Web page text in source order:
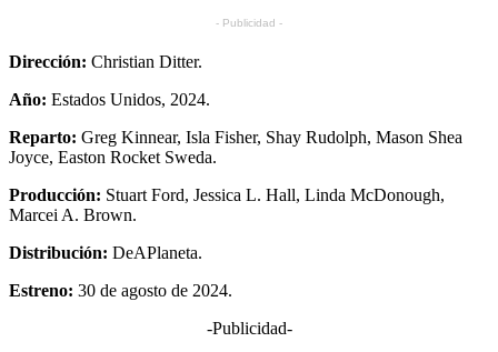
- Publicidad -
Dirección: Christian Ditter.
Año: Estados Unidos, 2024.
Reparto: Greg Kinnear, Isla Fisher, Shay Rudolph, Mason Shea
Joyce, Easton Rocket Sweda.
Producción: Stuart Ford, Jessica L. Hall, Linda McDonough,
Marcei A. Brown.
Distribución: DeAPlaneta.
Estreno: 30 de agosto de 2024.
-Publicidad-